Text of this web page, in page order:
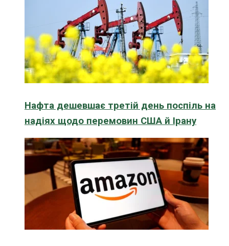
Нафта дешевшає третій день поспіль на
надіях щодо перемовин США й Ірану